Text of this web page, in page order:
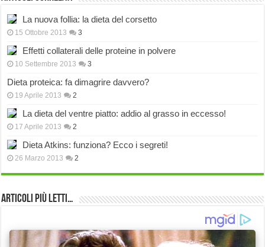
La nuova follia: la dieta del corsetto
15 Ottobre 2013 3
Effetti collaterali delle proteine in polvere
10 Settembre 2013 3
Dieta proteica: fa dimagrire davvero?
19 Aprile 2013 2
La dieta del ventre piatto: addio al grasso in eccesso!
17 Aprile 2013 2
Dieta Atkins: funziona? Ecco i segreti!
26 Marzo 2013 2
Articoli più Letti…